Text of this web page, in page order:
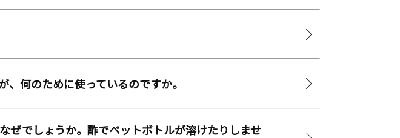
何のために使っているのですか。
ぜでしょうか。酢でペットボトルが溶けたりしませ